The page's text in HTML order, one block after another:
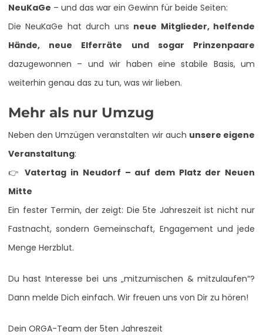
NeuKaGe – und das war ein Gewinn für beide Seiten:
Die NeuKaGe hat durch uns neue Mitglieder, helfende
Hände, neue Elferräte und sogar Prinzenpaare
dazugewonnen – und wir haben eine stabile Basis, um
weiterhin genau das zu tun, was wir lieben.
Mehr als nur Umzug
Neben den Umzügen veranstalten wir auch unsere eigene
Veranstaltung:
👉Vatertag in Neudorf – auf dem Platz der Neuen
Mitte
Ein fester Termin, der zeigt: Die 5te Jahreszeit ist nicht nur
Fastnacht, sondern Gemeinschaft, Engagement und jede
Menge Herzblut.
Du hast Interesse bei uns „mitzumischen & mitzulaufen“?
Dann melde Dich einfach. Wir freuen uns von Dir zu hören!
Dein ORGA-Team der 5ten Jahreszeit